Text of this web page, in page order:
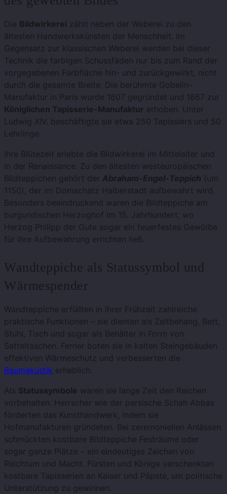
Die Bildwirkerei zählt neben der Weberei zu den
ältesten Handwerkskünsten der Menschheit. Im
Gegensatz zur klassischen Weberei werden bei dieser
Technik die farbigen Schussfäden nur bis zum Rand der
vorgegebenen Farbfläche hin- und zurückgewirkt, nicht
durch die gesamte Breite. Die berühmte Gobelin-
Manufaktur in Paris wurde 1607 gegründet und 1667 zur
Königlichen Tapisserie-Manufaktur erhoben. Unter
Ludwig XIV. beschäftigte sie etwa 250 Tapissiers und 50
Lehrlinge.
Ihre Blütezeit erlebte die Bildwirkerei im Mittelalter und
in der Renaissance. Zu den ältesten westeuropäischen
Bildteppichen gehört der Abraham-Engel-Teppich (um
1150), der im Domschatz Halberstadt aufbewahrt wird.
Besonders beeindruckend waren die Bildteppiche am
burgundischen Herzoghof im 15. Jahrhundert, wo
Herzog Philipp der Gute sogar ein feuerfestes Gewölbe
für ihre Aufbewahrung errichten ließ.
Wandteppiche als Statussymbol und
Wärmespender
Wandteppiche erfüllten in ihrer Frühzeit zahlreiche
praktische Funktionen – sie dienten als Zeltbehang, Bett,
Stuhl, Tisch und sogar als Behälter in Form von
Satteltaschen. Ferner boten sie in kalten Steingebäuden
effektiven Wärmeschutz und verbesserten die
Raumakustik erheblich.
Als Statussymbole waren sie lange Zeit den Reichen
vorbehalten. Herrscher wie der persische Schah Abbas
förderten das Kunsthandwerk, indem sie
Hofmanufakturen gründeten. Bei zeremoniellen Anlässen
schmückten kostbare Bildteppiche Festräume oder
sogar ganze Plätze – ein eindeutiges Zeichen von
Reichtum und Macht. Fürsten und Könige verschenkten
kostbare Tapisserien an Kaiser und Päpste, um politische
Unterstützung zu gewinnen.